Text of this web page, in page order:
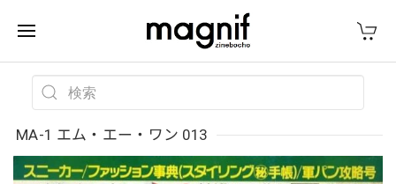
MA-1 エム・エー・ワン 013